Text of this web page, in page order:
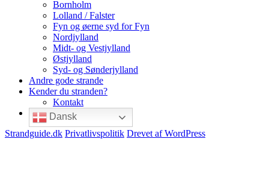
Bornholm
Lolland / Falster
Fyn og øerne syd for Fyn
Nordjylland
Midt- og Vestjylland
Østjylland
Syd- og Sønderjylland
Andre gode strande
Kender du stranden?
Kontakt
Dansk
Strandguide.dk Privatlivspolitik Drevet af WordPress